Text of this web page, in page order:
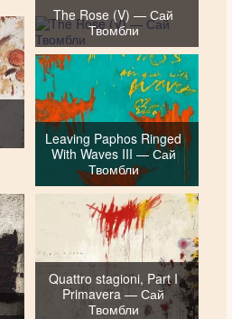
The Rose (V) — Сай
Твомбли
Leaving Paphos Ringed
With Waves III — Сай
Твомбли
Quattro stagioni, Part I
Primavera — Сай
Твомбли